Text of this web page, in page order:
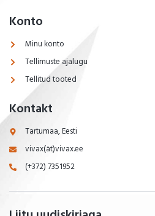
Konto
Minu konto
Tellimuste ajalugu
Tellitud tooted
Kontakt
Tartumaa, Eesti
vivax(ät)vivax.ee
(+372) 7351952